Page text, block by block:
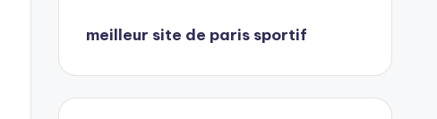
meilleur site de paris sportif